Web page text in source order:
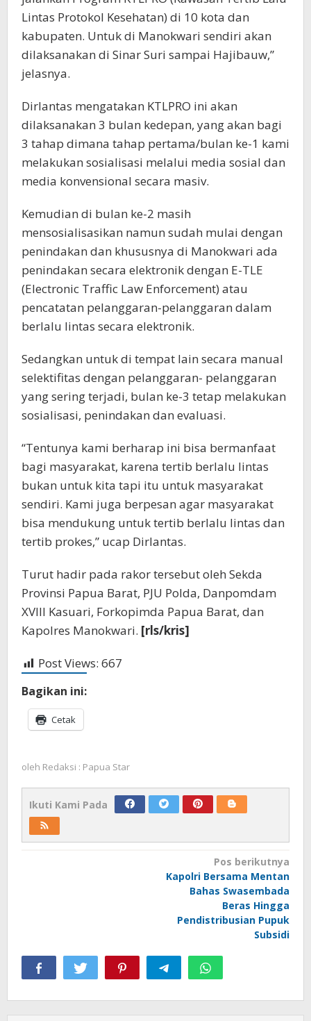
Lintas Protokol Kesehatan) di 10 kota dan
kabupaten. Untuk di Manokwari sendiri akan
dilaksanakan di Sinar Suri sampai Hajibauw,”
jelasnya.
Dirlantas mengatakan KTLPRO ini akan
dilaksanakan 3 bulan kedepan, yang akan bagi
3 tahap dimana tahap pertama/bulan ke-1 kami
melakukan sosialisasi melalui media sosial dan
media konvensional secara masiv.
Kemudian di bulan ke-2 masih
mensosialisasikan namun sudah mulai dengan
penindakan dan khususnya di Manokwari ada
penindakan secara elektronik dengan E-TLE
(Electronic Traffic Law Enforcement) atau
pencatatan pelanggaran-pelanggaran dalam
berlalu lintas secara elektronik.
Sedangkan untuk di tempat lain secara manual
selektifitas dengan pelanggaran- pelanggaran
yang sering terjadi, bulan ke-3 tetap melakukan
sosialisasi, penindakan dan evaluasi.
“Tentunya kami berharap ini bisa bermanfaat
bagi masyarakat, karena tertib berlalu lintas
bukan untuk kita tapi itu untuk masyarakat
sendiri. Kami juga berpesan agar masyarakat
bisa mendukung untuk tertib berlalu lintas dan
tertib prokes,” ucap Dirlantas.
Turut hadir pada rakor tersebut oleh Sekda
Provinsi Papua Barat, PJU Polda, Danpomdam
XVIII Kasuari, Forkopimda Papua Barat, dan
Kapolres Manokwari. [rls/kris]
Post Views: 667
Bagikan ini:
Cetak
oleh Redaksi : Papua Star
Ikuti Kami Pada
Pos berikutnya
Kapolri Bersama Mentan
Bahas Swasembada
Beras Hingga
Pendistribusian Pupuk
Subsidi